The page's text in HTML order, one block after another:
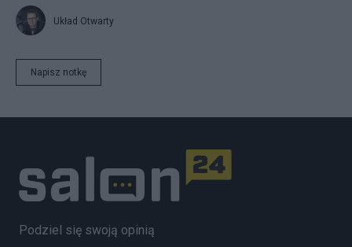
Układ Otwarty
Napisz notkę
Podziel się swoją opinią